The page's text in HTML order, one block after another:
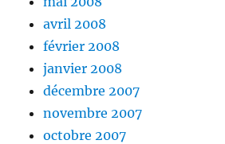
avril 2008
février 2008
janvier 2008
décembre 2007
novembre 2007
octobre 2007